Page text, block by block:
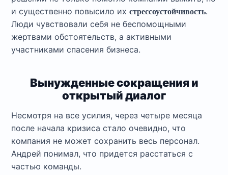
и существенно повысило их стрессоустойчивость.
Люди чувствовали себя не беспомощными
жертвами обстоятельств, а активными
участниками спасения бизнеса.
Вынужденные сокращения и
открытый диалог
Несмотря на все усилия, через четыре месяца
после начала кризиса стало очевидно, что
компания не может сохранить весь персонал.
Андрей понимал, что придется расстаться с
частью команды.